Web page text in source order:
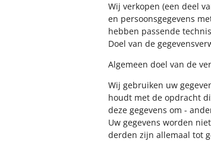
Wij verkopen (een deel
en persoonsgegevens
hebben passende
Doel van de
Algemeen doel van de
Wij gebruiken uw
houdt met de opdracht
deze gegevens om -
Uw gegevens worden
derden zijn allemaal tot